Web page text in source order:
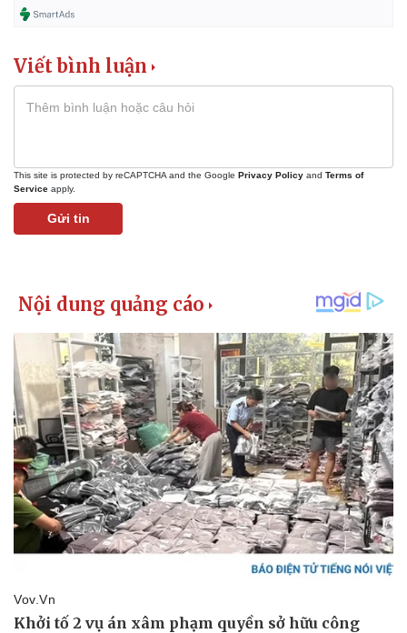
Viết bình luận
This site is protected by reCAPTCHA and the Google Privacy Policy and Terms of
Service apply.
Gửi tin